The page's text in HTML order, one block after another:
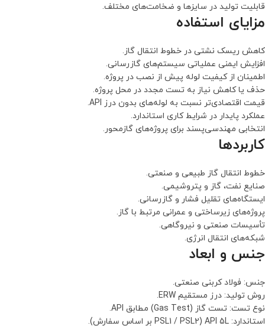
قابلیت تولید در سایزها و ضخامت‌های مختلف.
مزایای استفاده
کاهش ریسک نشتی در خطوط انتقال گاز.
افزایش ایمنی عملیاتی سیستم‌های گازرسانی.
اطمینان از کیفیت لوله پیش از نصب در پروژه.
حذف یا کاهش نیاز به تست مجدد در محل پروژه.
قیمت اقتصادی‌تر نسبت به لوله‌های بدون درز API.
عملکرد پایدار در شرایط کاری استاندارد.
انتخابی مهندسی‌پسند برای پروژه‌های گازمحور.
کاربردها
خطوط انتقال گاز طبیعی و صنعتی.
صنایع نفت، گاز و پتروشیمی.
ایستگاه‌های تقلیل فشار و گازرسانی.
پروژه‌های زیرساختی و عمرانی مرتبط با گاز.
تأسیسات صنعتی و نیروگاهی.
شبکه‌های انتقال انرژی.
جنس و ابعاد
جنس: فولاد کربنی صنعتی.
روش تولید: درز مستقیم ERW.
نوع تست: تست گاز (Gas Test) مطابق API.
استاندارد: API 5L (PSL1 / PSL2 بر اساس سفارش).